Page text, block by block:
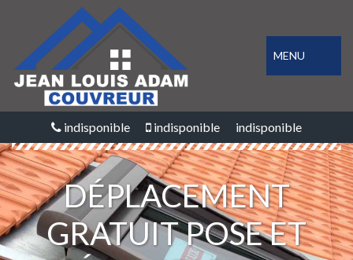
MENU
indisponible indisponible indisponible
DÉPLACEMENT
GRATUIT POSE ET